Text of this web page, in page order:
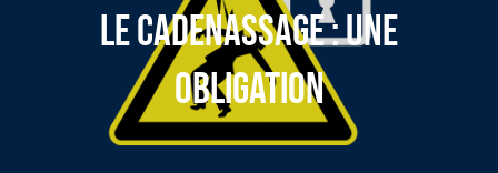
Devenir membre
Espace membre
Le Ca Denassage : Une
Obligation